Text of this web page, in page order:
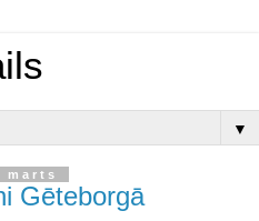
▼
marts
Gēteborgā